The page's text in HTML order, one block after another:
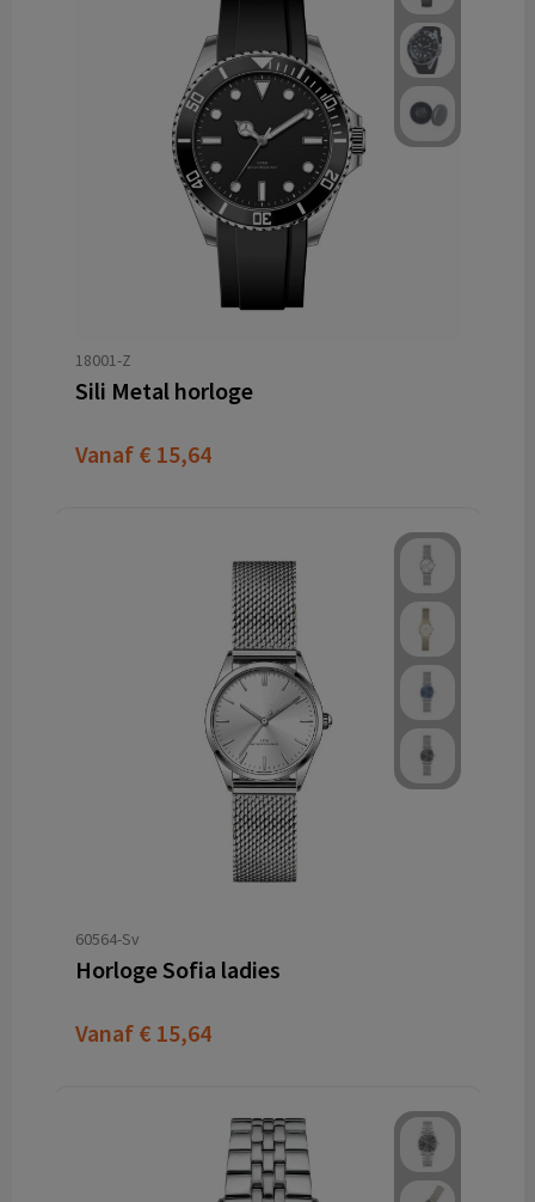
18001-Z
Sili Metal horloge
Vanaf € 15,64
60564-Sv
Horloge Sofia ladies
Vanaf € 15,64